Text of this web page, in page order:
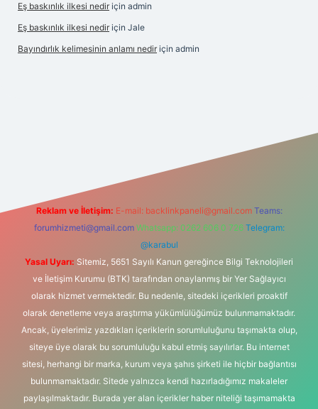
Eş baskınlık ilkesi nedir için admin
Eş baskınlık ilkesi nedir için Jale
Bayındırlık kelimesinin anlamı nedir için admin
Reklam ve İletişim: E-mail: backlinkpaneli@gmail.com Teams:
forumhizmeti@gmail.com Whatsapp: 0262 606 0 726 Telegram:
@karabul
Yasal Uyarı: Sitemiz, 5651 Sayılı Kanun gereğince Bilgi Teknolojileri
ve İletişim Kurumu (BTK) tarafından onaylanmış bir Yer Sağlayıcı
olarak hizmet vermektedir. Bu nedenle, sitedeki içerikleri proaktif
olarak denetleme veya araştırma yükümlülüğümüz bulunmamaktadır.
Ancak, üyelerimiz yazdıkları içeriklerin sorumluluğunu taşımakta olup,
siteye üye olarak bu sorumluluğu kabul etmiş sayılırlar. Bu internet
sitesi, herhangi bir marka, kurum veya şahıs şirketi ile hiçbir bağlantısı
bulunmamaktadır. Sitede yalnızca kendi hazırladığımız makaleler
paylaşılmaktadır. Burada yer alan içerikler haber niteliği taşımamakta